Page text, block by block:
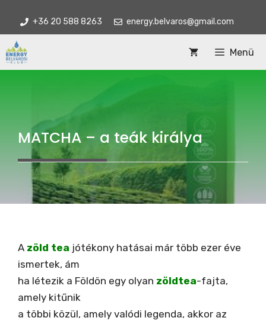
tartalomba
+36 20 588 8263 energy.belvaros@gmail.com
Menü
MATCHA – a teák királya
A zöld tea jótékony hatásai már több ezer éve
ismertek, ám
ha létezik a Földön egy olyan zöldtea-fajta,
amely kitűnik
a többi közül, amely valódi legenda, akkor az